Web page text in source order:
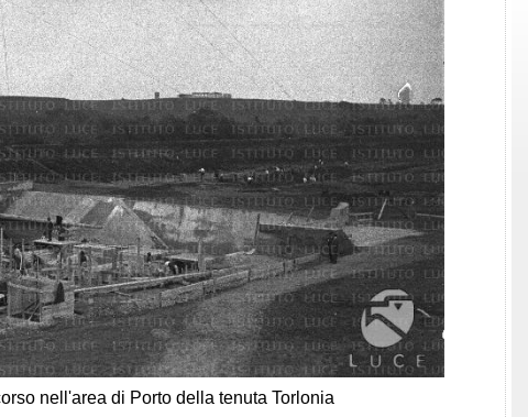
nell'area di Porto della tenuta Torlonia